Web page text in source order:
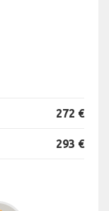
272 €
293 €